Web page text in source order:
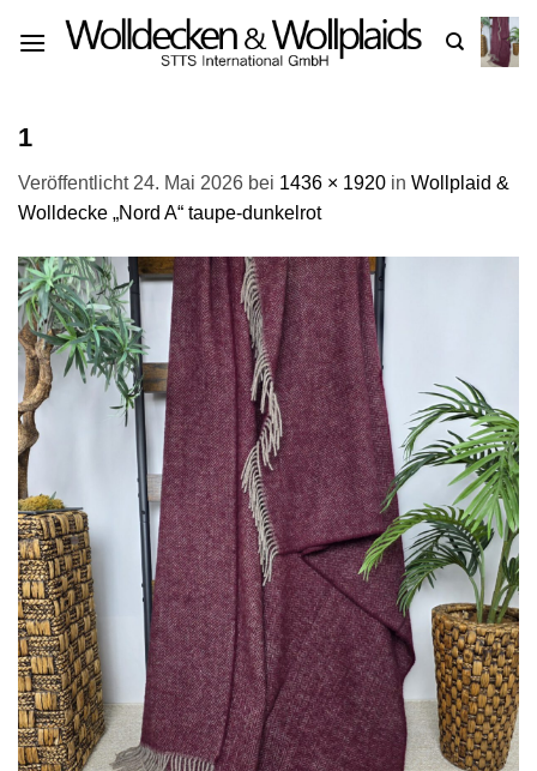
Inhalt
1
Veröffentlicht 24. Mai 2026 bei 1436 × 1920 in Wollplaid &
Wolldecke „Nord A“ taupe-dunkelrot